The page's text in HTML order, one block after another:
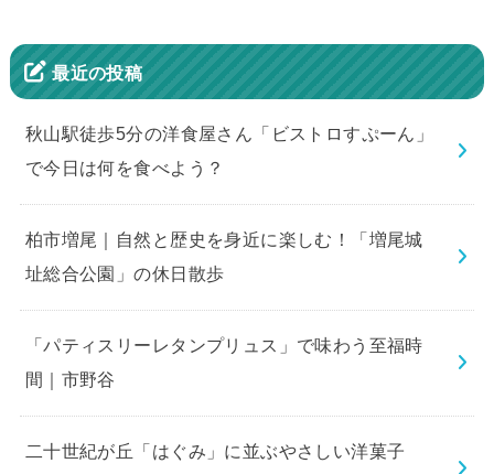
最近の投稿
秋山駅徒歩5分の洋食屋さん「ビストロすぷーん」
で今日は何を食べよう？
柏市増尾｜自然と歴史を身近に楽しむ！「増尾城
址総合公園」の休日散歩
「パティスリーレタンプリュス」で味わう至福時
間｜市野谷
二十世紀が丘「はぐみ」に並ぶやさしい洋菓子